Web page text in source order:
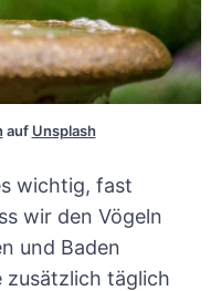
auf Unsplash
wichtig, fast
wir den Vögeln
und Baden
zusätzlich täglich